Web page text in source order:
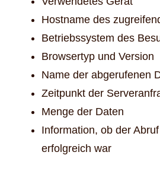
Hostname des
Betriebssystem des
Browsertyp und Version
Name der abgerufenen
Zeitpunkt der
Menge der Daten
Information, ob der
erfolgreich war